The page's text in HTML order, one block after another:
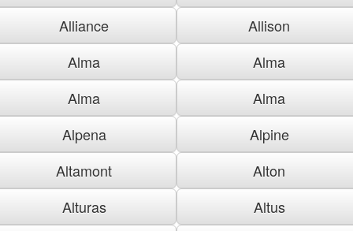
Alliance
Allison
Alma
Alma
Alma
Alma
Alpena
Alpine
Altamont
Alton
Alturas
Altus